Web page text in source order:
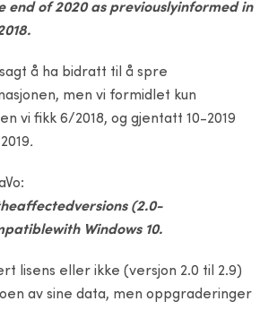
endof2020 as previouslyinformedin
å ha bidratt til å spre
men vi formidlet kun
vi fikk 6/2018, og gjentatt 10-2019
.
affectedversions(2.0-
withWindows 10.
lisens eller ikke (versjon 2.0 til 2.9)
av sine data, men oppgraderinger